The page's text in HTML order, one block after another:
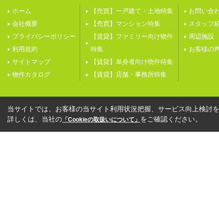
ホーム
会社概要
プライバシーポリシー
利用規約
サイトマップ
物件カタログ
【売買】一戸建て・土地特集
【売買】マンション特集
【賃貸】ファミリー向け物件
特集
【賃貸】単身者向け物件特集
【賃貸】店舗・事務所特集
お問い合
スタッフ
周辺施設
お客様の
当サイトでは、お客様の当サイト利用状況把握、サービス向上検討
詳しくは、当社の 「Cookieの取扱いについて」 をご確認ください。